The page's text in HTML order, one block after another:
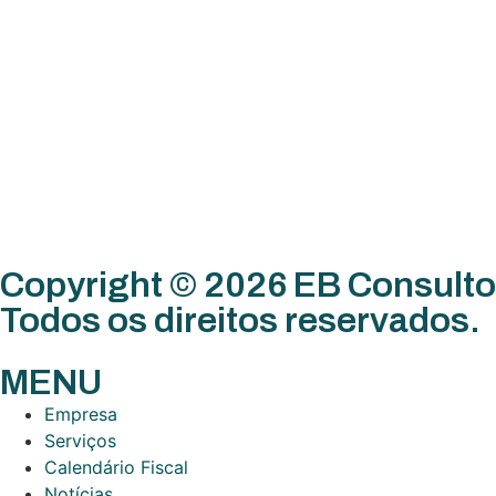
Copyright © 2026 EB
Todos os direitos reservados.
MENU
Empresa
Serviços
Calendário Fiscal